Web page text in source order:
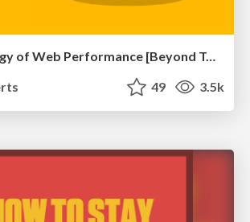
The Psychology of Web Performance [Beyond Tellerrand 2023]
49 3.5k